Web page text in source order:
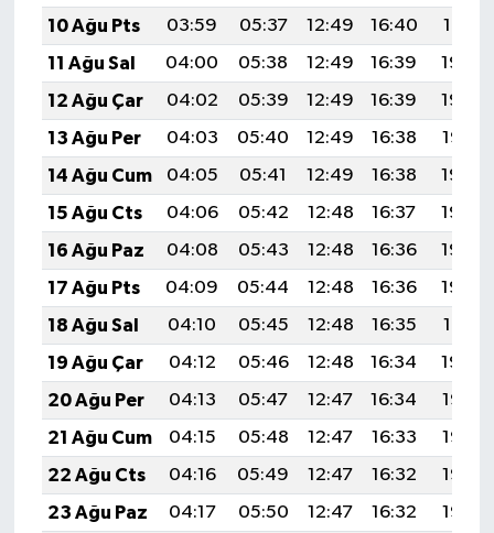
10 Ağu Pts
03:59 05:37 12:49 16:40
19:51
11 Ağu Sal
04:00 05:38 12:49 16:39
19:50
12 Ağu Çar
04:02 05:39 12:49 16:39
19:49
13 Ağu Per
04:03 05:40 12:49 16:38
19:47
14 Ağu Cum
04:05 05:41 12:49 16:38
19:46
15 Ağu Cts
04:06 05:42 12:48 16:37
19:45
16 Ağu Paz
04:08 05:43 12:48 16:36
19:43
17 Ağu Pts
04:09 05:44 12:48 16:36
19:42
18 Ağu Sal
04:10 05:45 12:48 16:35
19:41
19 Ağu Çar
04:12 05:46 12:48 16:34
19:39
20 Ağu Per
04:13 05:47 12:47 16:34
19:38
21 Ağu Cum
04:15 05:48 12:47 16:33
19:36
22 Ağu Cts
04:16 05:49 12:47 16:32
19:35
23 Ağu Paz
04:17 05:50 12:47 16:32
19:33